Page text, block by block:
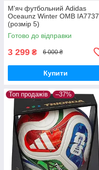
М'яч футбольний Adidas
Oceaunz Winter OMB IA7737
(розмір 5)
Готово до відправки
3 299 ₴ 6 000 ₴
Купити
Топ продажів –37%